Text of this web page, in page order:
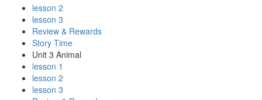
lesson 2
lesson 3
Review & Rewards
Story Time
Unit 3 Animal
lesson 1
lesson 2
lesson 3